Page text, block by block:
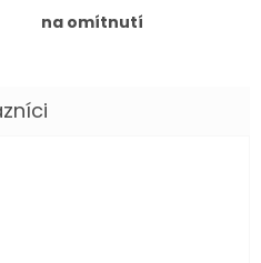
na omítnutí
je 5 z 5 hvězdiček.